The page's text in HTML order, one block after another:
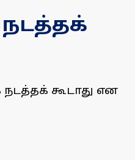
கூடாது என